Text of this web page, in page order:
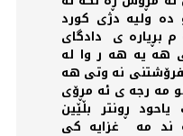
ولیە دژی کورد
بڕیارە ی دادگای
هە یە هە ر وا لە
نە وتی هە
مە رجە ی ئە مڕۆی
ڕونتر بڵێین
ند مە غزايه كى